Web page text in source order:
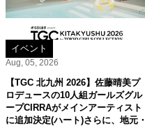
イベント
Aug, 05, 2026
【TGC 北九州 2026】佐藤晴美プ
ロデュースの10人組ガールズグル
ープCIRRAがメインアーティスト
に追加決定(ハート)さらに、地元・